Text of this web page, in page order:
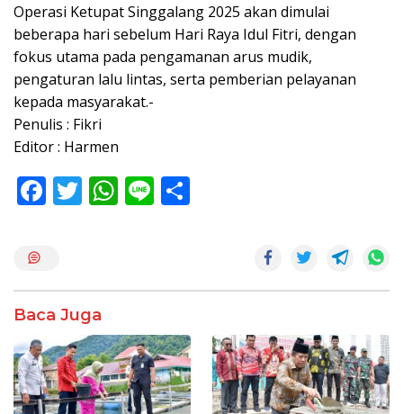
Operasi Ketupat Singgalang 2025 akan dimulai
beberapa hari sebelum Hari Raya Idul Fitri, dengan
fokus utama pada pengamanan arus mudik,
pengaturan lalu lintas, serta pemberian pelayanan
kepada masyarakat.-
Penulis : Fikri
Editor : Harmen
F
o
o
k
T W
p
p
Li
Baca Juga